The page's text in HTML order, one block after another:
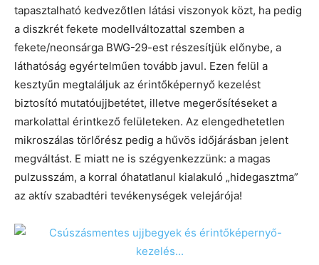
tapasztalható kedvezőtlen látási viszonyok közt, ha pedig
a diszkrét fekete modellváltozattal szemben a
fekete/neonsárga BWG-29-est részesítjük előnybe, a
láthatóság egyértelműen tovább javul. Ezen felül a
kesztyűn megtaláljuk az érintőképernyő kezelést
biztosító mutatóujjbetétet, illetve megerősítéseket a
markolattal érintkező felületeken. Az elengedhetetlen
mikroszálas törlőrész pedig a hűvös időjárásban jelent
megváltást. E miatt ne is szégyenkezzünk: a magas
pulzusszám, a korral óhatatlanul kialakuló „hidegasztma”
az aktív szabadtéri tevékenységek velejárója!